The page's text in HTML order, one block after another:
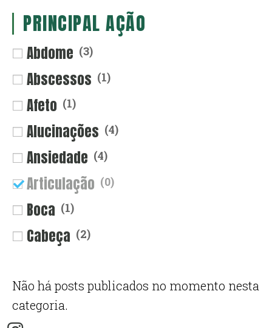
PRINCIPAL AÇÃO
Abdome (3)
Abscessos (1)
Afeto (1)
Alucinações (4)
Ansiedade (4)
Articulação (0)
Boca (1)
Cabeça (2)
Circulação (1)
Constipação
Não há posts publicados no momento nesta
categoria.